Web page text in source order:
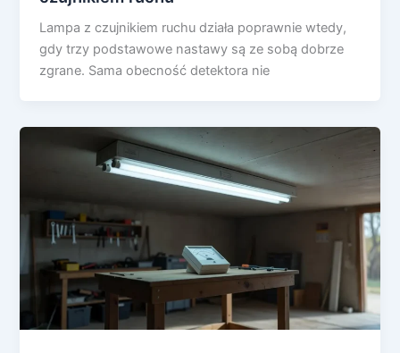
Lampa z czujnikiem ruchu działa poprawnie wtedy,
gdy trzy podstawowe nastawy są ze sobą dobrze
zgrane. Sama obecność detektora nie